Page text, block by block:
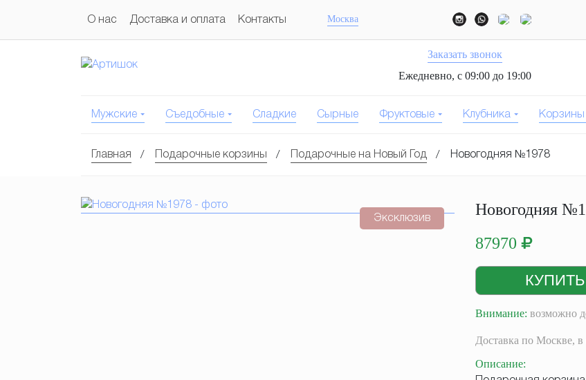
О нас Доставка и оплата Контакты Москва
Заказать звонок
Ежедневно, с 09:00 до 19:00
Мужские Съедобные Сладкие Сырные Фруктовые Клубника Корзины
Главная Подарочные корзины Подарочные на Новый Год Новогодняя №1978
Эксклюзив
Новогодняя
87970
Внимание: возможно
Доставка по Москве, в
Описание: